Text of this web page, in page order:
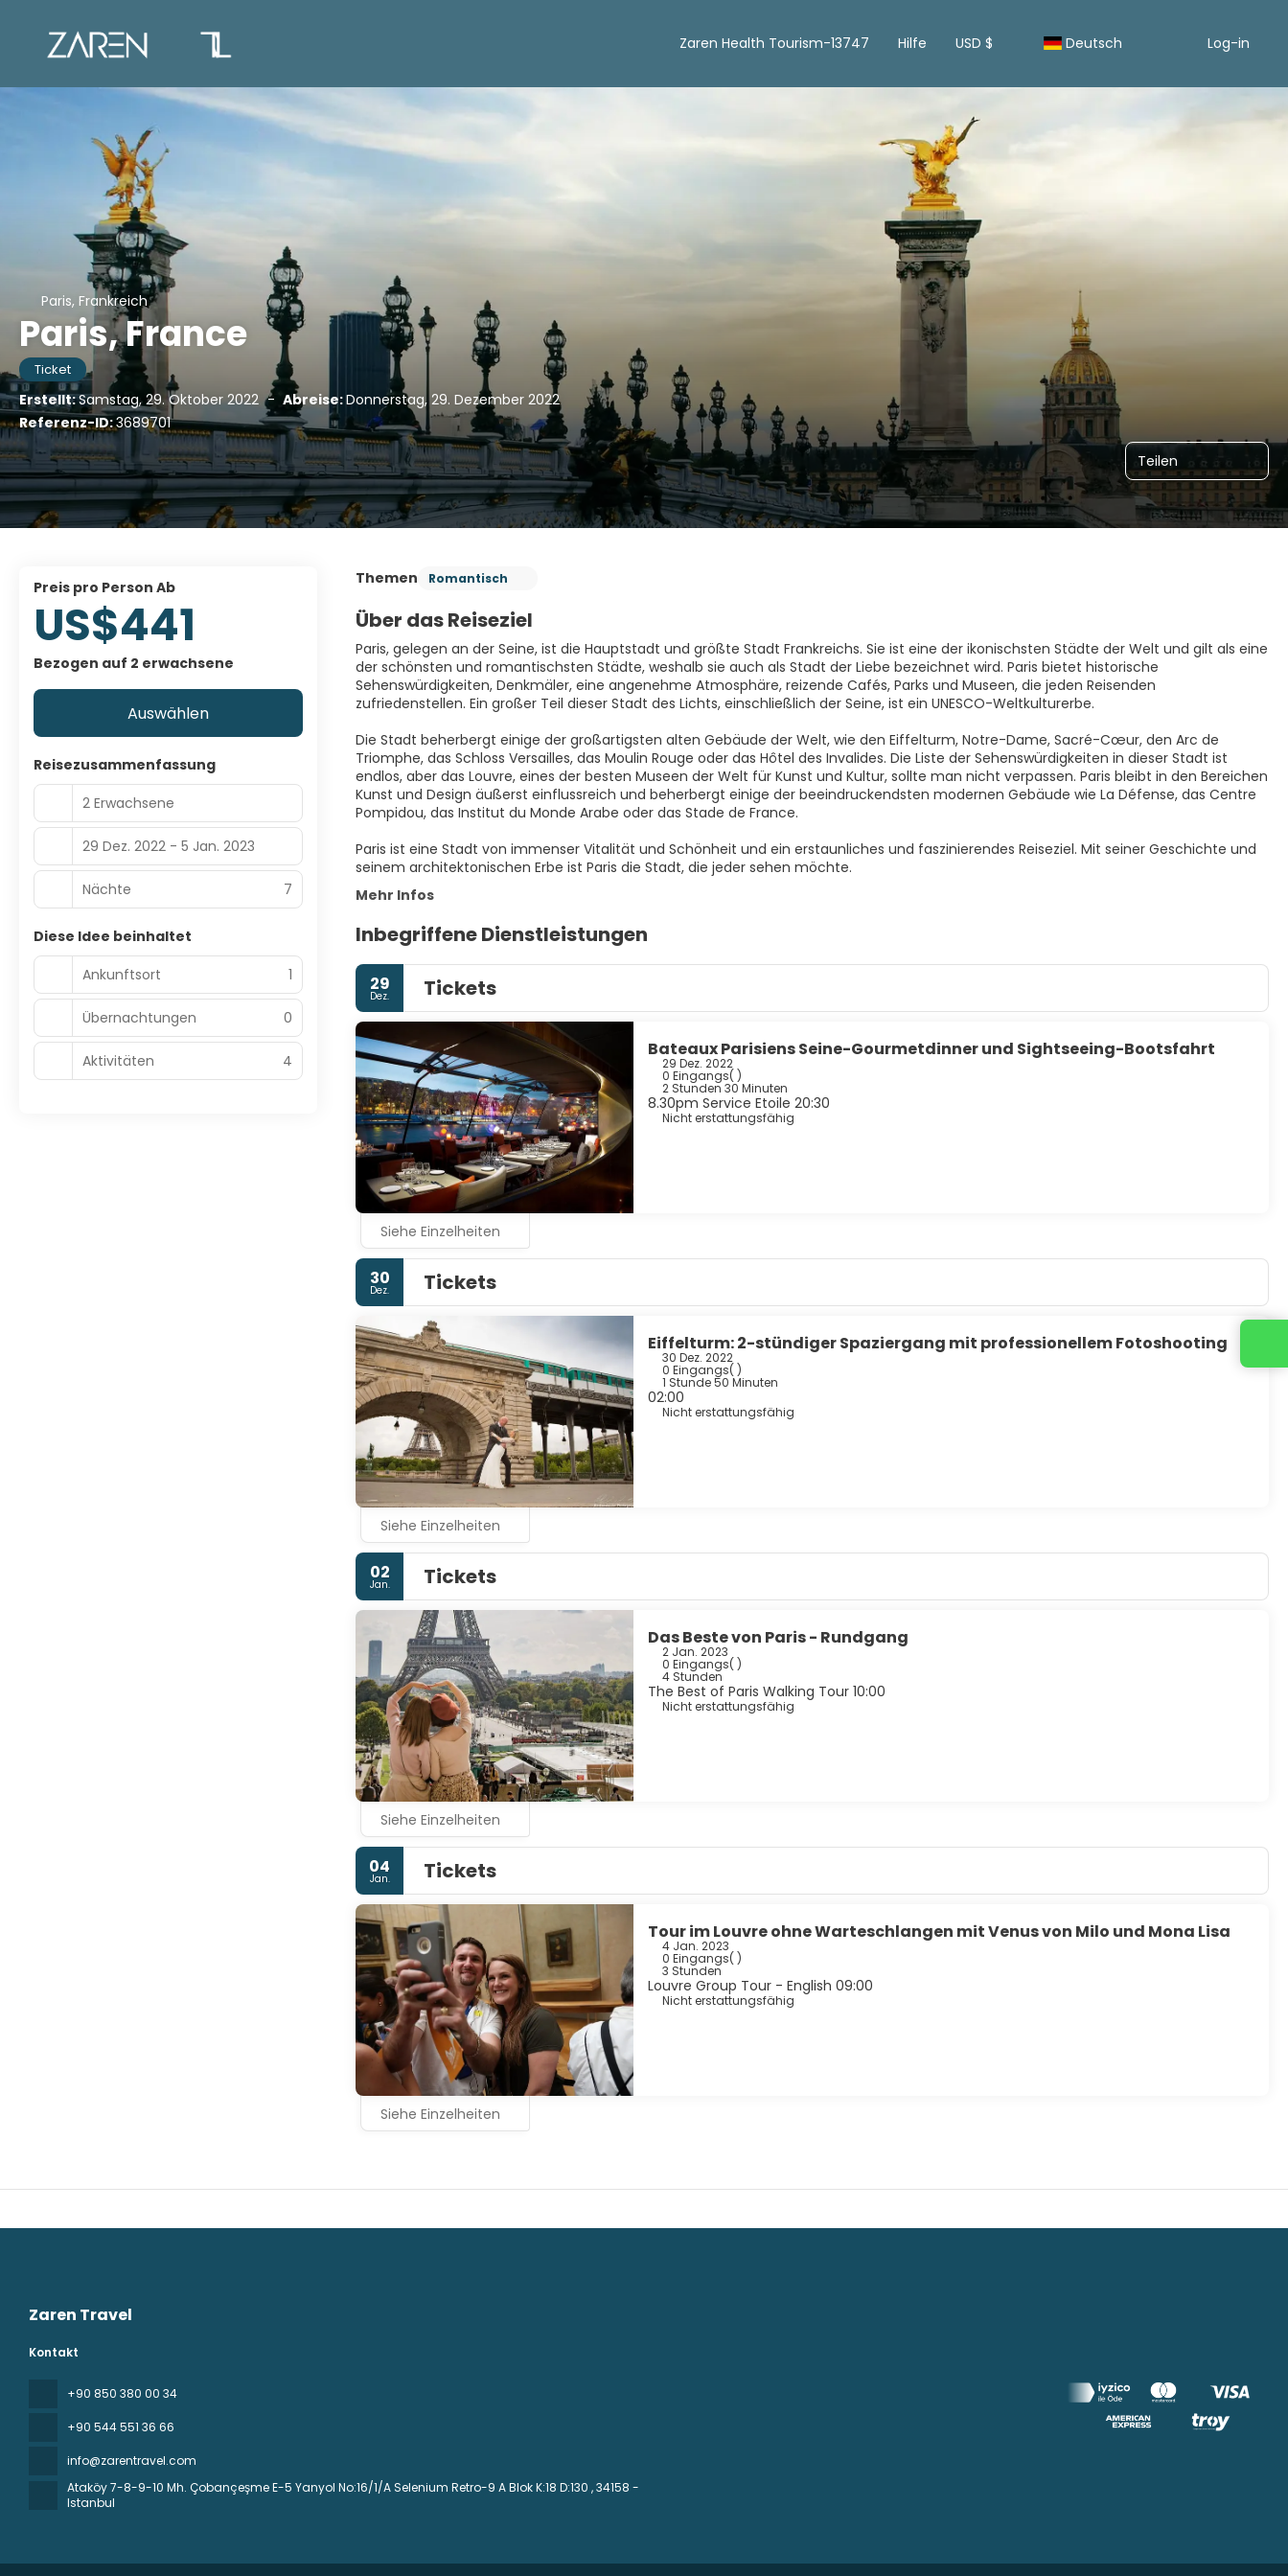
Zaren Health Tourism-13747 Hilfe USD $ Deutsch Log-in
Paris, Frankreich
Paris, France
Ticket
Erstellt:Samstag, 29. Oktober 2022 - Abreise:Donnerstag, 29. Dezember 2022
Referenz-ID:3689701
Teilen
Themen Romantisch
Über das Reiseziel
Paris, gelegen an der Seine, ist die Hauptstadt und größte Stadt Frankreichs. Sie ist eine der ikonischsten Städte der Welt und gilt als eine
der schönsten und romantischsten Städte, weshalb sie auch als Stadt der Liebe bezeichnet wird. Paris bietet historische
Sehenswürdigkeiten, Denkmäler, eine angenehme Atmosphäre, reizende Cafés, Parks und Museen, die jeden Reisenden
zufriedenstellen. Ein großer Teil dieser Stadt des Lichts, einschließlich der Seine, ist ein UNESCO-Weltkulturerbe.
Die Stadt beherbergt einige der großartigsten alten Gebäude der Welt, wie den Eiffelturm, Notre-Dame, Sacré-Cœur, den Arc de
Triomphe, das Schloss Versailles, das Moulin Rouge oder das Hôtel des Invalides. Die Liste der Sehenswürdigkeiten in dieser Stadt ist
endlos, aber das Louvre, eines der besten Museen der Welt für Kunst und Kultur, sollte man nicht verpassen. Paris bleibt in den Bereichen
Kunst und Design äußerst einflussreich und beherbergt einige der beeindruckendsten modernen Gebäude wie La Défense, das Centre
Pompidou, das Institut du Monde Arabe oder das Stade de France.
Paris ist eine Stadt von immenser Vitalität und Schönheit und ein erstaunliches und faszinierendes Reiseziel. Mit seiner Geschichte und
seinem architektonischen Erbe ist Paris die Stadt, die jeder sehen möchte.
Mehr Infos
Inbegriffene Dienstleistungen
29
Dez. Tickets
Bateaux Parisiens Seine-Gourmetdinner und Sightseeing-Bootsfahrt
29 Dez. 2022
0 Eingangs( )
2 Stunden 30 Minuten
8.30pm Service Etoile 20:30
Nicht erstattungsfähig
Siehe Einzelheiten
30
Dez. Tickets
Eiffelturm: 2-stündiger Spaziergang mit professionellem Fotoshooting
30 Dez. 2022
0 Eingangs( )
1 Stunde 50 Minuten
02:00
Nicht erstattungsfähig
Siehe Einzelheiten
02
Jan. Tickets
Das Beste von Paris - Rundgang
2 Jan. 2023
0 Eingangs( )
4 Stunden
The Best of Paris Walking Tour 10:00
Nicht erstattungsfähig
Siehe Einzelheiten
04
Jan. Tickets
Tour im Louvre ohne Warteschlangen mit Venus von Milo und Mona Lisa
4 Jan. 2023
0 Eingangs( )
3 Stunden
Louvre Group Tour - English 09:00
Nicht erstattungsfähig
Siehe Einzelheiten
Preis pro Person Ab
US$441
Bezogen auf 2 erwachsene
Auswählen
Reisezusammenfassung
2 Erwachsene
29 Dez. 2022 - 5 Jan. 2023
Nächte 7
Diese Idee beinhaltet
Ankunftsort
1
Übernachtungen 0
Aktivitäten 4
Zaren Travel
Kontakt
+90 850 380 00 34
+90 544 551 36 66
info@zarentravel.com
Ataköy 7-8-9-10 Mh. Çobançeşme E-5 Yanyol No:16/1/A Selenium Retro-9 A Blok K:18 D:130 , 34158 -
Istanbul
Kontaktieren Sie uns